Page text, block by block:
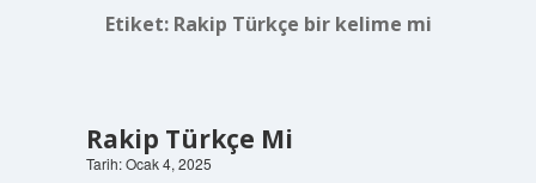
Etiket: Rakip Türkçe bir kelime mi
Rakip Türkçe Mi
Tarih: Ocak 4, 2025